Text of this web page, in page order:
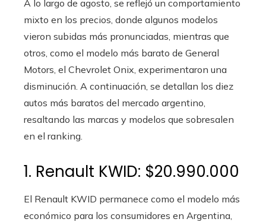
A lo largo de agosto, se reflejó un comportamiento
mixto en los precios, donde algunos modelos
vieron subidas más pronunciadas, mientras que
otros, como el modelo más barato de General
Motors, el Chevrolet Onix, experimentaron una
disminución. A continuación, se detallan los diez
autos más baratos del mercado argentino,
resaltando las marcas y modelos que sobresalen
en el ranking.
1. Renault KWID: $20.990.000
El Renault KWID permanece como el modelo más
económico para los consumidores en Argentina,